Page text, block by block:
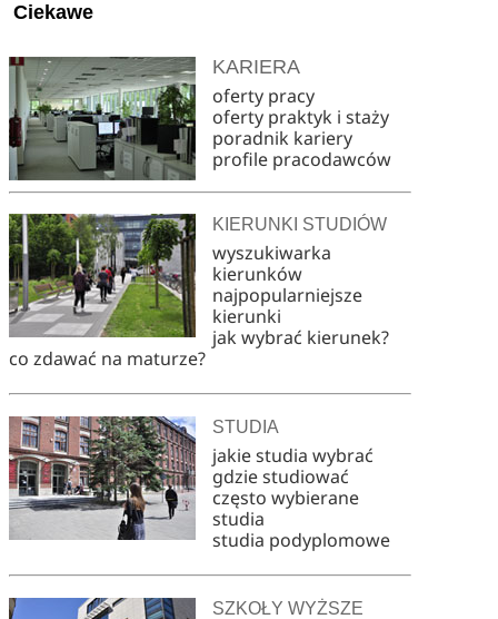
Ciekawe
KARIERA
oferty pracy
oferty praktyk i staży
poradnik kariery
profile pracodawców
KIERUNKI STUDIÓW
wyszukiwarka
kierunków
najpopularniejsze
kierunki
jak wybrać kierunek?
co zdawać na maturze?
STUDIA
jakie studia wybrać
gdzie studiować
często wybierane
studia
studia podyplomowe
SZKOŁY WYŻSZE